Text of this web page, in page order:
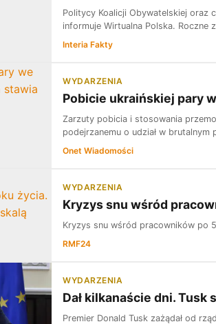
Politycy Koalicji Obywatelskiej oraz
informuje Wirtualna Polska. Roczne
Interia Fakty
WYDARZENIA
Pobicie ukraińskiej pary
Zarzuty pobicia i stosowania
podejrzanemu o udział w brutalnym
Onet Wiadomości
WYDARZENIA
Kryzys snu wśród
Kryzys snu wśród pracowników po
RMF24
WYDARZENIA
Dał kilkanaście dni.
Premier Donald Tusk zażądał od